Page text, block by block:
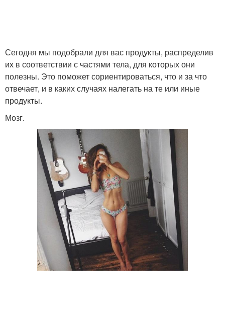
Сегодня мы подобрали для вас продукты, распределив
их в соответствии с частями тела, для которых они
полезны. Это поможет сориентироваться, что и за что
отвечает, и в каких случаях налегать на те или иные
продукты.
Мозг.